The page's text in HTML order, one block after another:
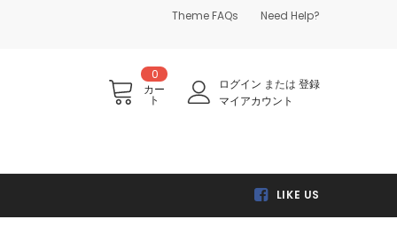
Theme FAQs Need Help?
0
カー
ト
ログイン または 登録
マイアカウント
LIKE US